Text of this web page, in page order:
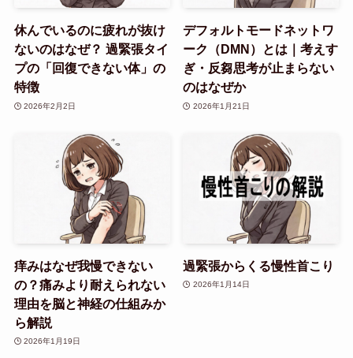
休んでいるのに疲れが抜け
ないのはなぜ？ 過緊張タイ
プの「回復できない体」の
特徴
2026年2月2日
デフォルトモードネットワ
ーク（DMN）とは｜考えす
ぎ・反芻思考が止まらない
のはなぜか
2026年1月21日
痒みはなぜ我慢できない
の？痛みより耐えられない
理由を脳と神経の仕組みか
ら解説
2026年1月19日
過緊張からくる慢性首こり
2026年1月14日